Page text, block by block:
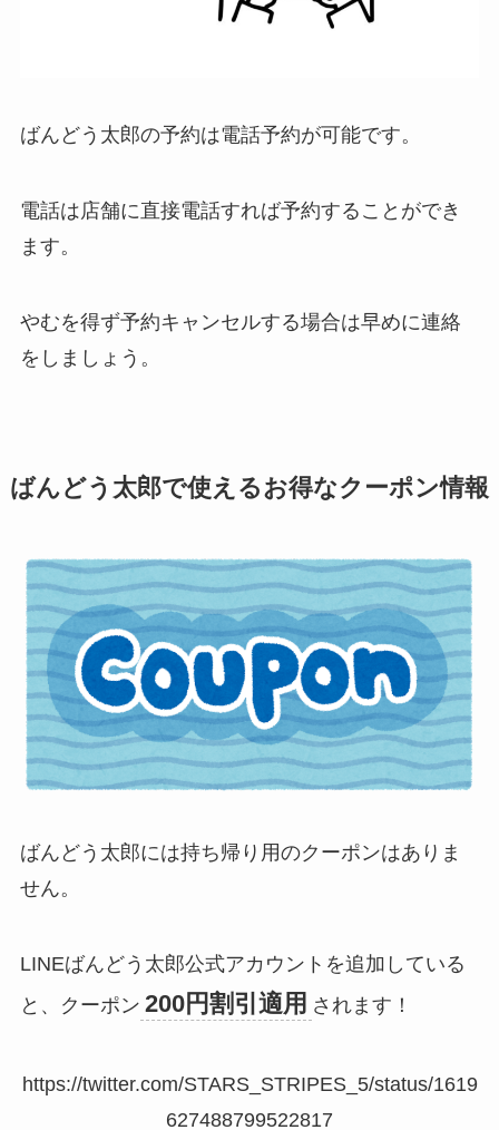
ばんどう太郎の予約は電話予約が可能です。
電話は店舗に直接電話すれば予約することができ
ます。
やむを得ず予約キャンセルする場合は早めに連絡
をしましょう。
ばんどう太郎で使えるお得なクーポン情報
ばんどう太郎には持ち帰り用のクーポンはありま
せん。
LINEばんどう太郎公式アカウントを追加している
と、クーポン 200円割引適用 されます！
https://twitter.com/STARS_STRIPES_5/status/1619
627488799522817